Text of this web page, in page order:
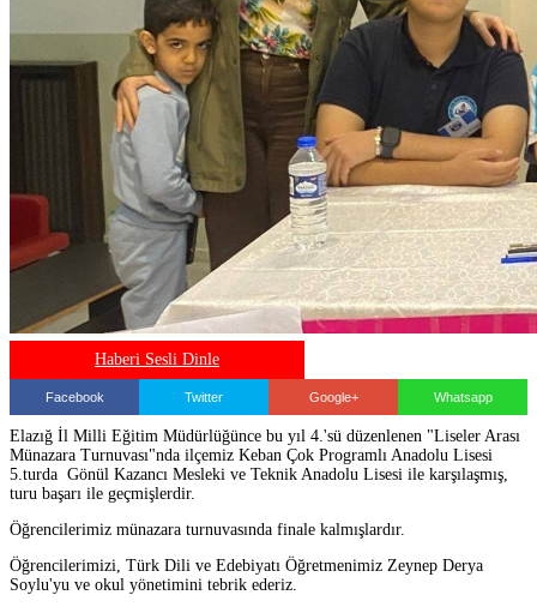
Haberi Sesli Dinle
Facebook Twitter Google+ Whatsapp
Elazığ İl Milli Eğitim Müdürlüğünce bu yıl 4.'sü düzenlenen "Liseler Arası
Münazara Turnuvası"nda ilçemiz Keban Çok Programlı Anadolu Lisesi
5.turda Gönül Kazancı Mesleki ve Teknik Anadolu Lisesi ile karşılaşmış,
turu başarı ile geçmişlerdir.
Öğrencilerimiz münazara turnuvasında finale kalmışlardır.
Öğrencilerimizi, Türk Dili ve Edebiyatı Öğretmenimiz Zeynep Derya
Soylu'yu ve okul yönetimini tebrik ederiz.